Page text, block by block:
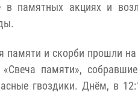
в памятных акциях и
памяти и скорби прошли
памяти»,
гвоздики. Днём, в